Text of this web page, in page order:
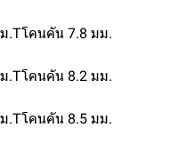
.Tโคนคัน 7.8 มม.
.Tโคนคัน 8.2 มม.
.Tโคนคัน 8.5 มม.